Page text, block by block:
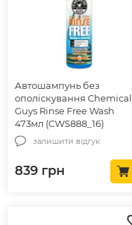
Автошампунь без
ополіскування Chemical
Guys Rinse Free Wash
473мл (CWS888_16)
залишити відгук
839 грн